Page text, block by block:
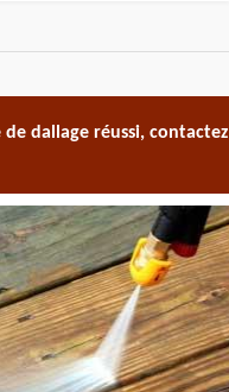
de dallage réussi, contactez